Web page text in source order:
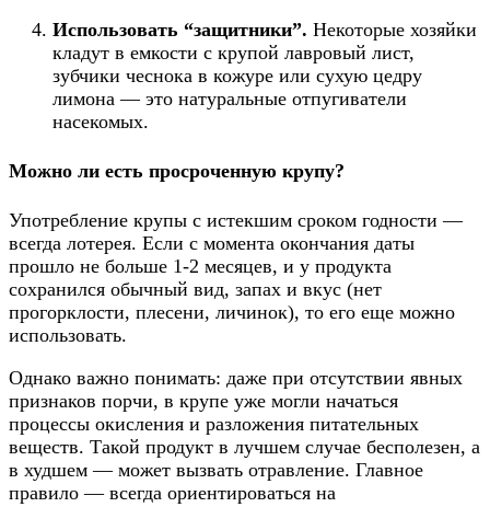
Использовать “защитники”. Некоторые хозяйки
кладут в емкости с крупой лавровый лист,
зубчики чеснока в кожуре или сухую цедру
лимона — это натуральные отпугиватели
насекомых.
Можно ли есть просроченную крупу?
Употребление крупы с истекшим сроком годности —
всегда лотерея. Если с момента окончания даты
прошло не больше 1-2 месяцев, и у продукта
сохранился обычный вид, запах и вкус (нет
прогорклости, плесени, личинок), то его еще можно
использовать.
Однако важно понимать: даже при отсутствии явных
признаков порчи, в крупе уже могли начаться
процессы окисления и разложения питательных
веществ. Такой продукт в лучшем случае бесполезен, а
в худшем — может вызвать отравление. Главное
правило — всегда ориентироваться на